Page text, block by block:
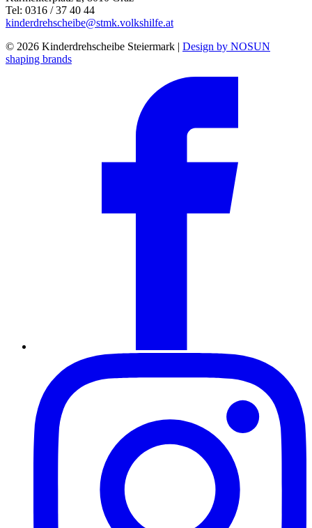
Tel: 0316 / 37 40 44
kinderdrehscheibe@stmk.volkshilfe.at
© 2026 Kinderdrehscheibe Steiermark | Design by NOSUN
shaping brands